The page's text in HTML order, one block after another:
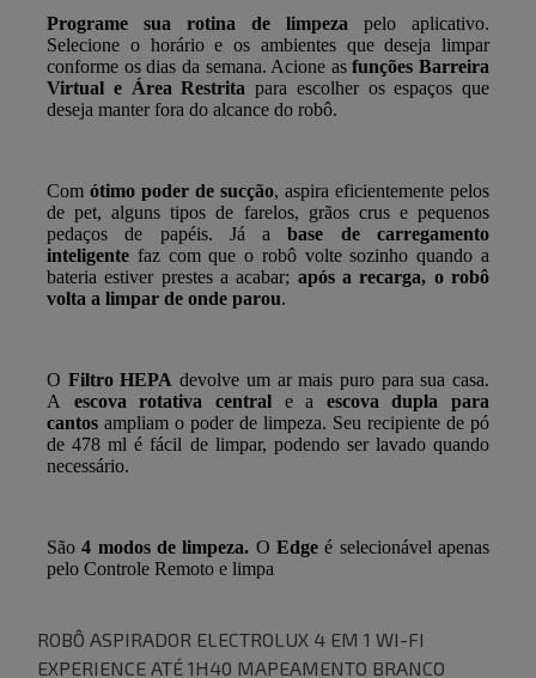
ROBÔ ASPIRADOR ELECTROLUX 4 EM 1 WI-FI
EXPERIENCE ATÉ 1H40 MAPEAMENTO BRANCO